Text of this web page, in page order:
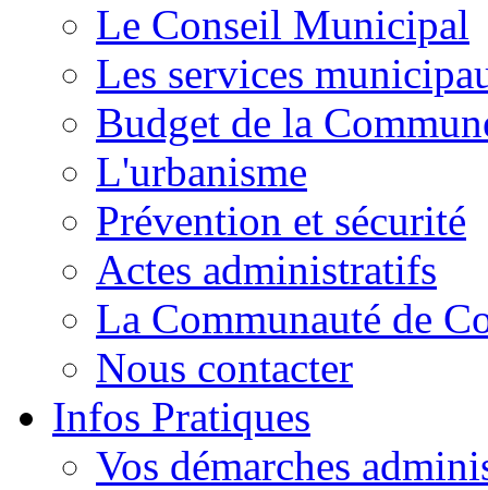
Le Conseil Municipal
Les services
Budget de la
L'urbanisme
Prévention et sécurité
Actes administratifs
La Communauté de
Nous contacter
Infos Pratiques
Vos démarches